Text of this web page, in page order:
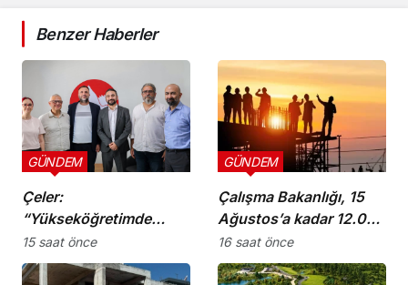
Benzer Haberler
Çeler:
“Yükseköğretimde
günü kurtaran değil,
geleceği planlayan
GÜNDEM
15 saat önce
Çalışma Bakanlığı, 15
Ağustos’a kadar 12.00-
16.00 saatleri arasında
güneş altında çalışmayı
GÜNDEM
16 saat önce